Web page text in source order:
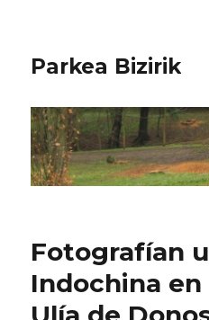
Parkea Bizirik
Fotografían
Indochina